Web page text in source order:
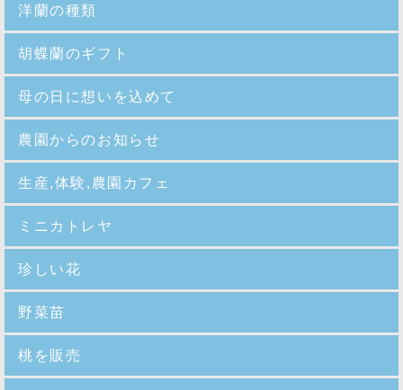
洋蘭の種類
胡蝶蘭のギフト
母の日に想いを込めて
農園からのお知らせ
生産,体験,農園カフェ
ミニカトレヤ
珍しい花
野菜苗
桃を販売